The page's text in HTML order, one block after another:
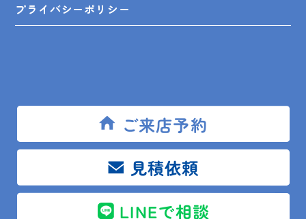
ご来店予約
見積依頼
LINEで相談
プライバシーポリシー
木更津店 〒292-0055 木更津市朝日3-10-9
〒294-0054 館山市湊510-1
鴨川店 〒296-0001 鴨川市横渚283-1